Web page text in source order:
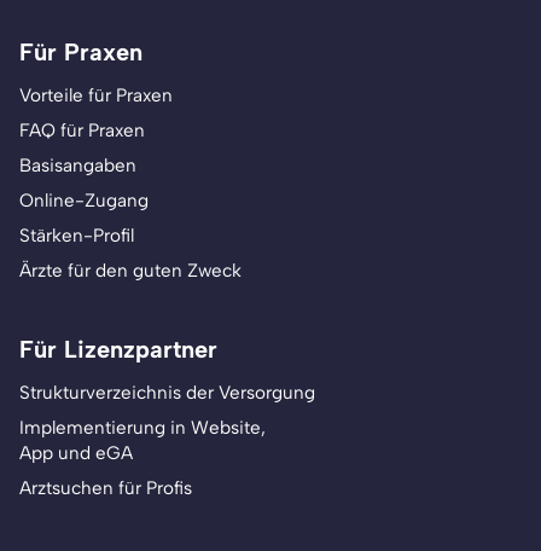
Für Praxen
Vorteile für Praxen
FAQ für Praxen
Basisangaben
Online-Zugang
Stärken-Profil
Ärzte für den guten Zweck
Für Lizenzpartner
Strukturverzeichnis der Versorgung
Implementierung in Website,
App und eGA
Arztsuchen für Profis